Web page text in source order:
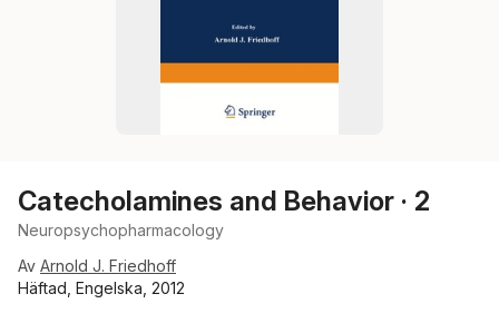
Catecholamines and Behavior · 2
Neuropsychopharmacology
Av Arnold J. Friedhoff
Häftad, Engelska, 2012